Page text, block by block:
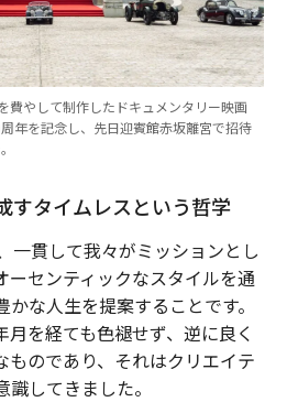
費やして制作したドキュメンタリー映画
周年を記念し、先日迎賓館赤坂離宮で招待
すタイムレスという哲学
一貫して我々がミッションとし
ーセンティックなスタイルを通
な人生を提案することです。
を経ても色褪せず、逆に良く
ものであり、それはクリエイテ
してきました。